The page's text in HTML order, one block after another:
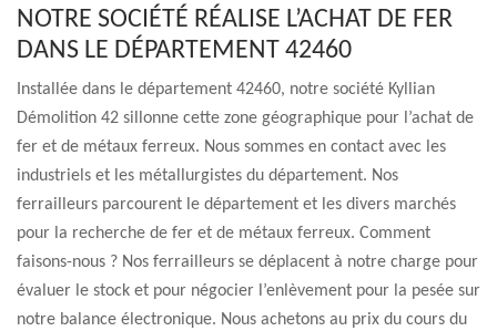
NOTRE SOCIÉTÉ RÉALISE L’ACHAT DE FER
DANS LE DÉPARTEMENT 42460
Installée dans le département 42460, notre société Kyllian
Démolition 42 sillonne cette zone géographique pour l’achat de
fer et de métaux ferreux. Nous sommes en contact avec les
industriels et les métallurgistes du département. Nos
ferrailleurs parcourent le département et les divers marchés
pour la recherche de fer et de métaux ferreux. Comment
faisons-nous ? Nos ferrailleurs se déplacent à notre charge pour
évaluer le stock et pour négocier l’enlèvement pour la pesée sur
notre balance électronique. Nous achetons au prix du cours du